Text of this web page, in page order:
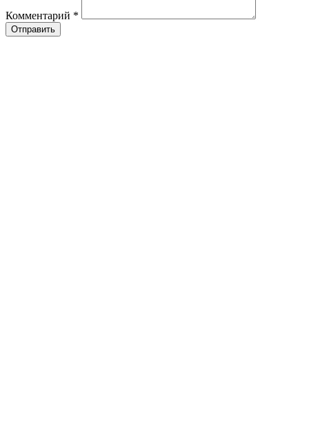
Комментарий *
Отправить